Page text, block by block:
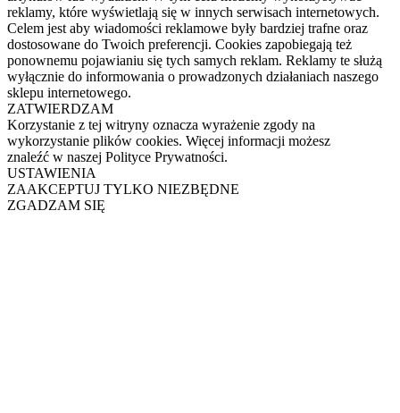
reklamy, które wyświetlają się w innych serwisach internetowych.
Celem jest aby wiadomości reklamowe były bardziej trafne oraz
dostosowane do Twoich preferencji. Cookies zapobiegają też
ponownemu pojawianiu się tych samych reklam. Reklamy te służą
wyłącznie do informowania o prowadzonych działaniach naszego
sklepu internetowego.
ZATWIERDZAM
Korzystanie z tej witryny oznacza wyrażenie zgody na
wykorzystanie plików cookies. Więcej informacji możesz
znaleźć w naszej Polityce Prywatności.
USTAWIENIA
ZAAKCEPTUJ TYLKO NIEZBĘDNE
ZGADZAM SIĘ